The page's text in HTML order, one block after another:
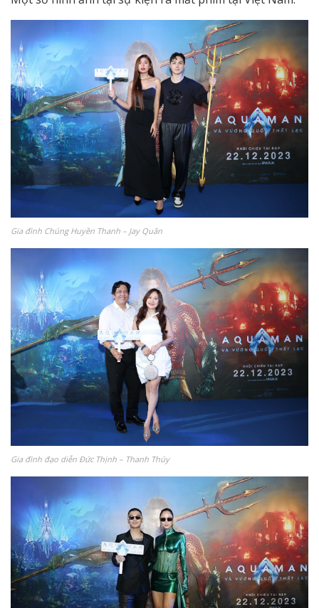
Gia đình Chúng Huyền Thanh – Jay Quân
Gia đình đạo diễn Đức Thịnh – Thanh Thúy